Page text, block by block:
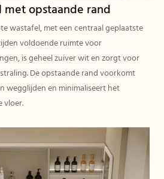
met opstaande rand
wastafel, met een centraal geplaatste
voldoende ruimte voor
is geheel zuiver wit en zorgt voor
De opstaande rand voorkomt
wegglijden en minimaliseert het
vloer.